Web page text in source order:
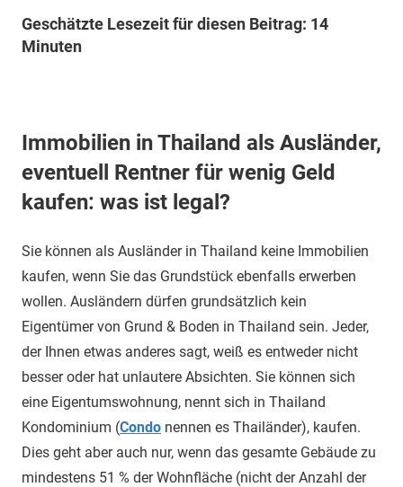
Geschätzte Lesezeit für diesen Beitrag: 14
Minuten
Immobilien in Thailand als Ausländer,
eventuell Rentner für wenig Geld
kaufen: was ist legal?
Sie können als Ausländer in Thailand keine Immobilien
kaufen, wenn Sie das Grundstück ebenfalls erwerben
wollen. Ausländern dürfen grundsätzlich kein
Eigentümer von Grund & Boden in Thailand sein. Jeder,
der Ihnen etwas anderes sagt, weiß es entweder nicht
besser oder hat unlautere Absichten. Sie können sich
eine Eigentumswohnung, nennt sich in Thailand
Kondominium (Condo nennen es Thailänder), kaufen.
Dies geht aber auch nur, wenn das gesamte Gebäude zu
mindestens 51 % der Wohnfläche (nicht der Anzahl der